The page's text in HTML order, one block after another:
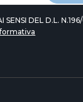
DEL D.L.